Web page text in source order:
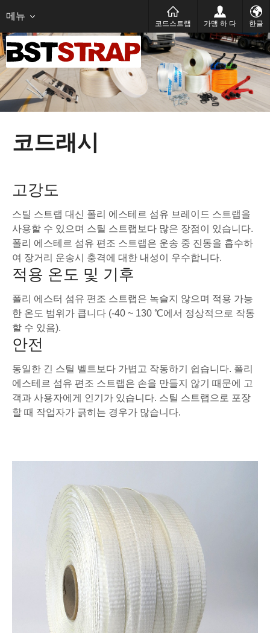
메뉴
코드스트랩 가맹 하 다 한글
코드래시
고강도
스틸 스트랩 대신 폴리 에스테르 섬유 브레이드 스트랩을
사용할 수 있으며 스틸 스트랩보다 많은 장점이 있습니다.
폴리 에스테르 섬유 편조 스트랩은 운송 중 진동을 흡수하
여 장거리 운송시 충격에 대한 내성이 우수합니다.
적용 온도 및 기후
폴리 에스터 섬유 편조 스트랩은 녹슬지 않으며 적용 가능
한 온도 범위가 큽니다 (-40 ~ 130 ℃에서 정상적으로 작동
할 수 있음).
안전
동일한 긴 스틸 벨트보다 가볍고 작동하기 쉽습니다. 폴리
에스테르 섬유 편조 스트랩은 손을 만들지 않기 때문에 고
객과 사용자에게 인기가 있습니다. 스틸 스트랩으로 포장
할 때 작업자가 긁히는 경우가 많습니다.